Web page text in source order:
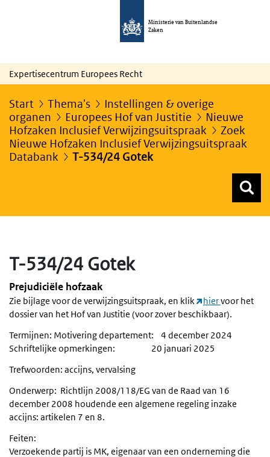
Ministerie van Buitenlandse
Zaken
Expertisecentrum Europees Recht
Start Thema's
Instellingen & overige
organen
Europees Hof van Justitie
Nieuwe
Hofzaken Inclusief Verwijzingsuitspraak
Zoek
Nieuwe Hofzaken Inclusief Verwijzingsuitspraak
Databank
T-534/24 Gotek
T-534/24 Gotek
Prejudiciële hofzaak
Zie bijlage voor de verwijzingsuitspraak, en klik hiervoor het
dossier van het Hof van Justitie (voor zover beschikbaar).
Termijnen: Motivering departement: 4 december 2024
Schriftelijke opmerkingen: 20 januari 2025
Trefwoorden: accijns, vervalsing
Onderwerp: Richtlijn 2008/118/EG van de Raad van 16
december 2008 houdende een algemene regeling inzake
accijns: artikelen 7 en 8.
Feiten:
Verzoekende partij is MK, eigenaar van een onderneming die